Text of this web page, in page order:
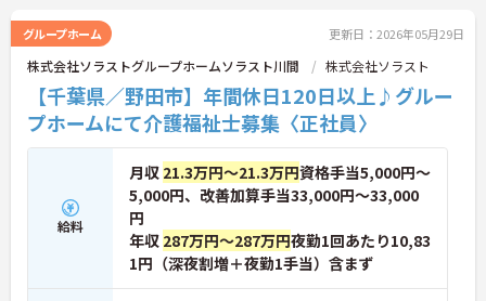
グループホーム 更新日：2026年05月29日
株式会社ソラストグループホームソラスト川間 株式会社ソラスト
【千葉県／野田市】年間休日120日以上♪グルー
プホームにて介護福祉士募集〈正社員〉
給料
月収 21.3万円～21.3万円資格手当5,000円～
5,000円、改善加算手当33,000円～33,000
円
年収 287万円～287万円夜勤1回あたり10,83
1円（深夜割増＋夜勤1手当）含まず